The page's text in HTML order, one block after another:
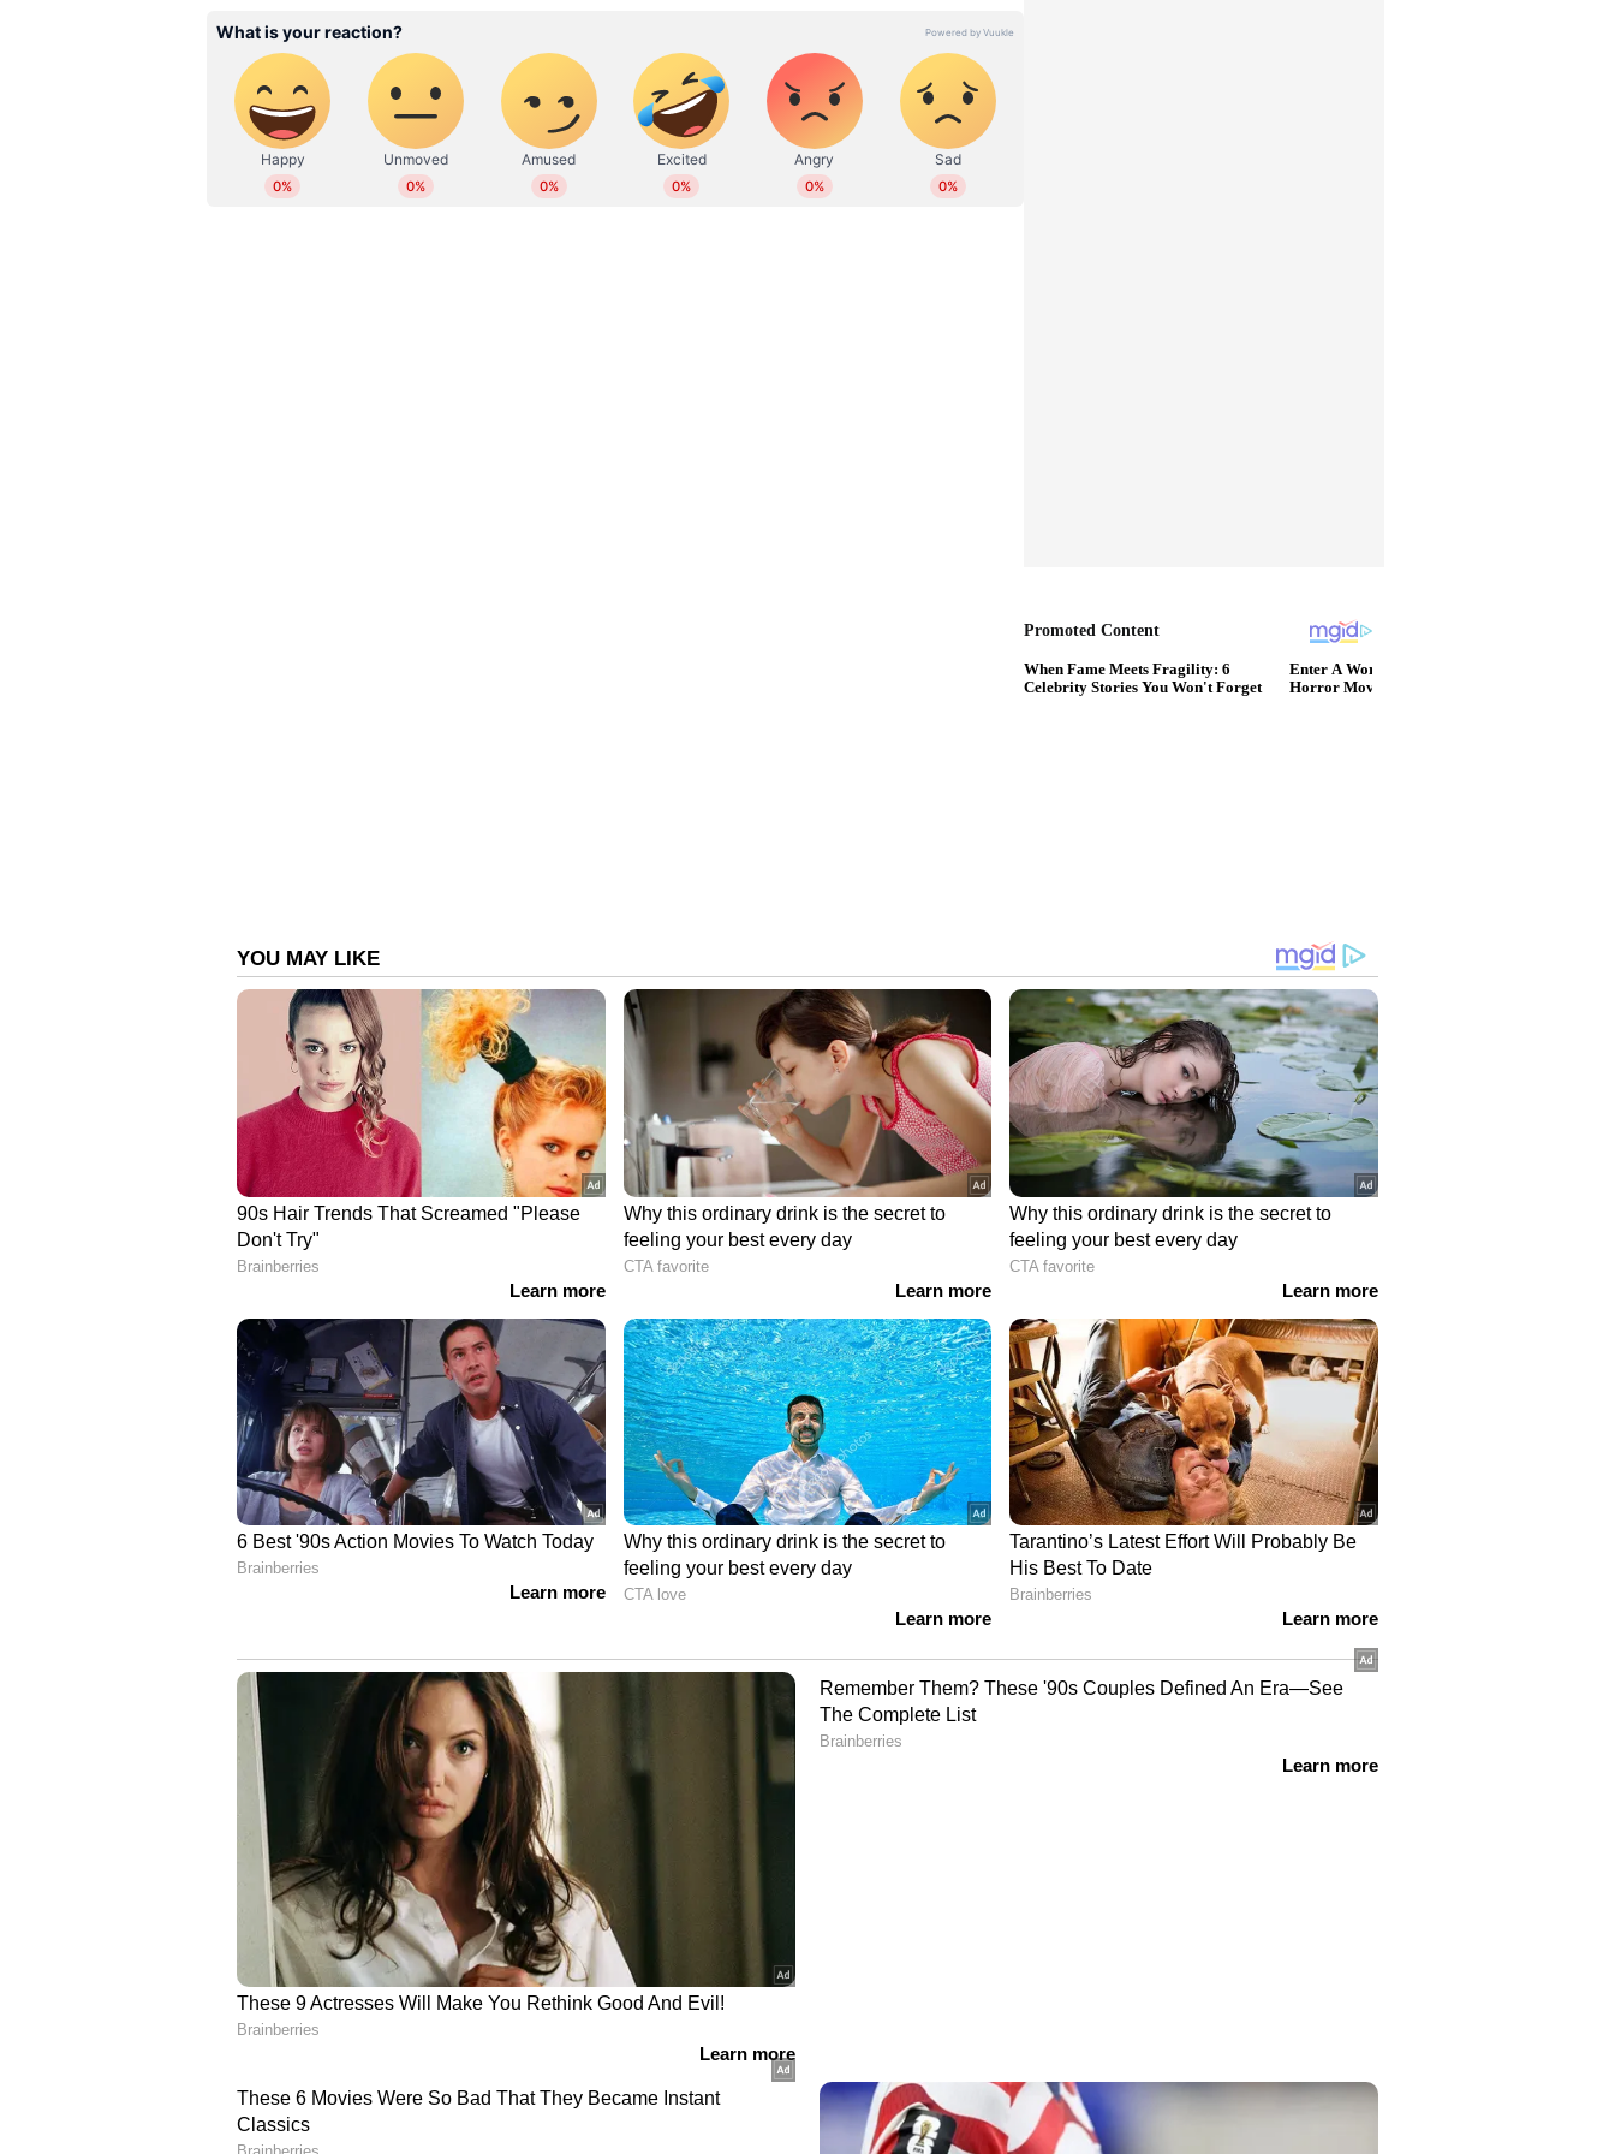
തുറക്കുന്നത് തന്നെ കടക്കാരുടെ വിളി കേട്ടു കൊണ്ടായിരുന്നുവെന്നും ജാസ്മിന്‍
ഓര്‍ക്കുന്നുണ്ട്. ആ സമയത്താണ് താന്‍ കഷ്ടപ്പാട് എന്താണെന്ന് പഠിക്കുന്നതെന്നാണ്
താരം പറയുന്നത്.
തന്റെ ഡിഗ്രി പഠന കാലഘട്ടം സങ്കടങ്ങള്‍ നിറഞ്ഞതായിരുന്നുവെന്നും ജാസ്മിന്‍
പറയുന്നുണ്ട്. അത്ത ഗള്‍ഫില്‍ പോയെങ്കിലും ജോലി ഇല്ലാതെയാവുകയും
റൈഡിംഗ് ആവേശം ബിഗ് ബോസ് ഷോയിലും, രസ്‍മിൻ ഭായിയെത്തി